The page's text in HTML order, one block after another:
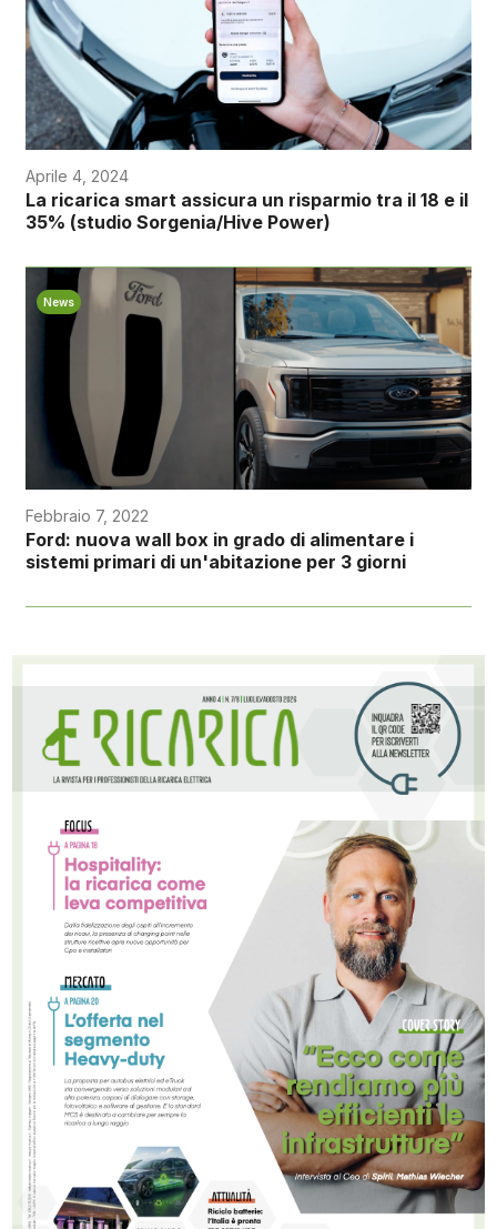
Aprile 4, 2024
La ricarica smart assicura un risparmio tra il 18 e il
35% (studio Sorgenia/Hive Power)
News
Febbraio 7, 2022
Ford: nuova wall box in grado di alimentare i
sistemi primari di un'abitazione per 3 giorni